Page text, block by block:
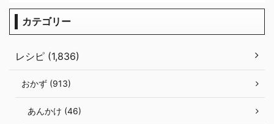
カテゴリー
レシピ (1,836)
おかず (913)
あんかけ (46)